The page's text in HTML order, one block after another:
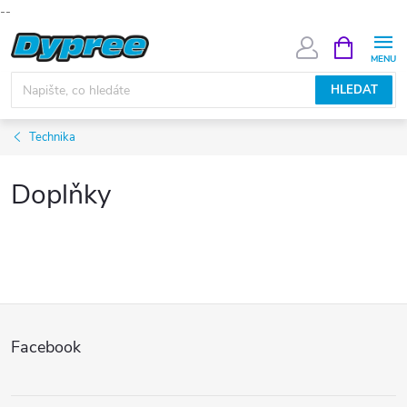
--
Přejít
na
obsah
HLEDAT
NÁKUPNÍ
KOŠÍK
Technika
Doplňky
Facebook